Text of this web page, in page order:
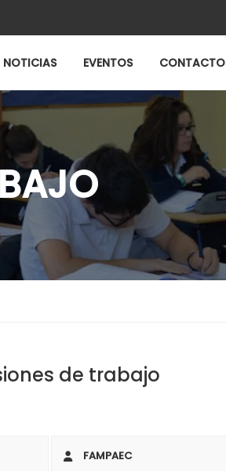
NOTICIAS EVENTOS CONTACTO
de trabajo
FAMPAEC